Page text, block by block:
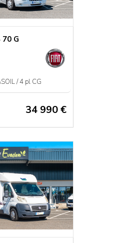
70 G
/ 4 pl CG
34 990 €